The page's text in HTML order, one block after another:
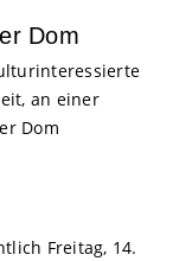
Dom
an einer
Dom
Freitag, 14.